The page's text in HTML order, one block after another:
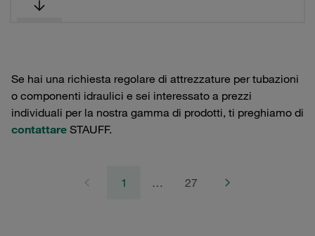
Se hai una richiesta regolare di attrezzature per tubazioni
o componenti idraulici e sei interessato a prezzi
individuali per la nostra gamma di prodotti, ti preghiamo di
contattare STAUFF.
1 … 27